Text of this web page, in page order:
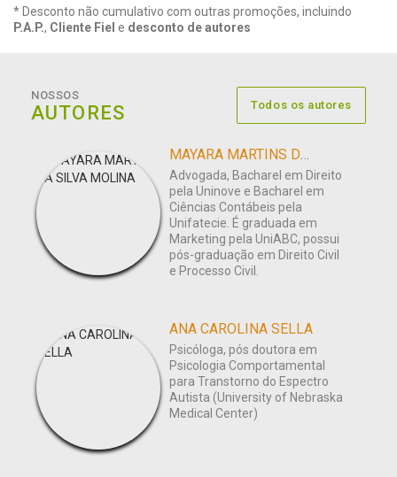
* Desconto não cumulativo com outras promoções, incluindo
P.A.P., Cliente Fiel e desconto de autores
NOSSOS
AUTORES Todos os autores
MAYARA MARTINS DA SILVA MOLINA
Advogada, Bacharel em Direito
pela Uninove e Bacharel em
Ciências Contábeis pela
Unifatecie. É graduada em
Marketing pela UniABC, possui
pós-graduação em Direito Civil
e Processo Civil.
ANA CAROLINA SELLA
Psicóloga, pós doutora em
Psicologia Comportamental
para Transtorno do Espectro
Autista (University of Nebraska
Medical Center)